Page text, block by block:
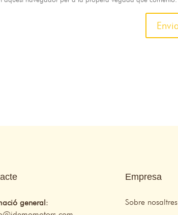
general:
Empresa
Sobre nosaltres